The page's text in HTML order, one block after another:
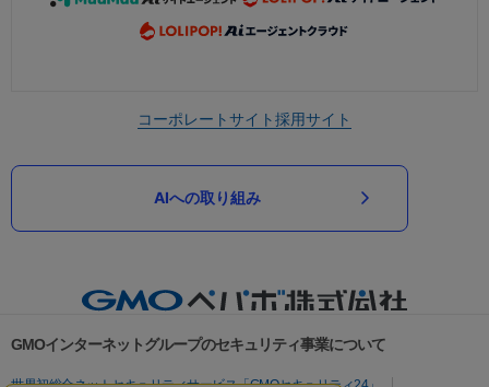
コーポレートサイト採用サイト
AIへの取り組み
GMOインターネットグループのセキュリティ事業について